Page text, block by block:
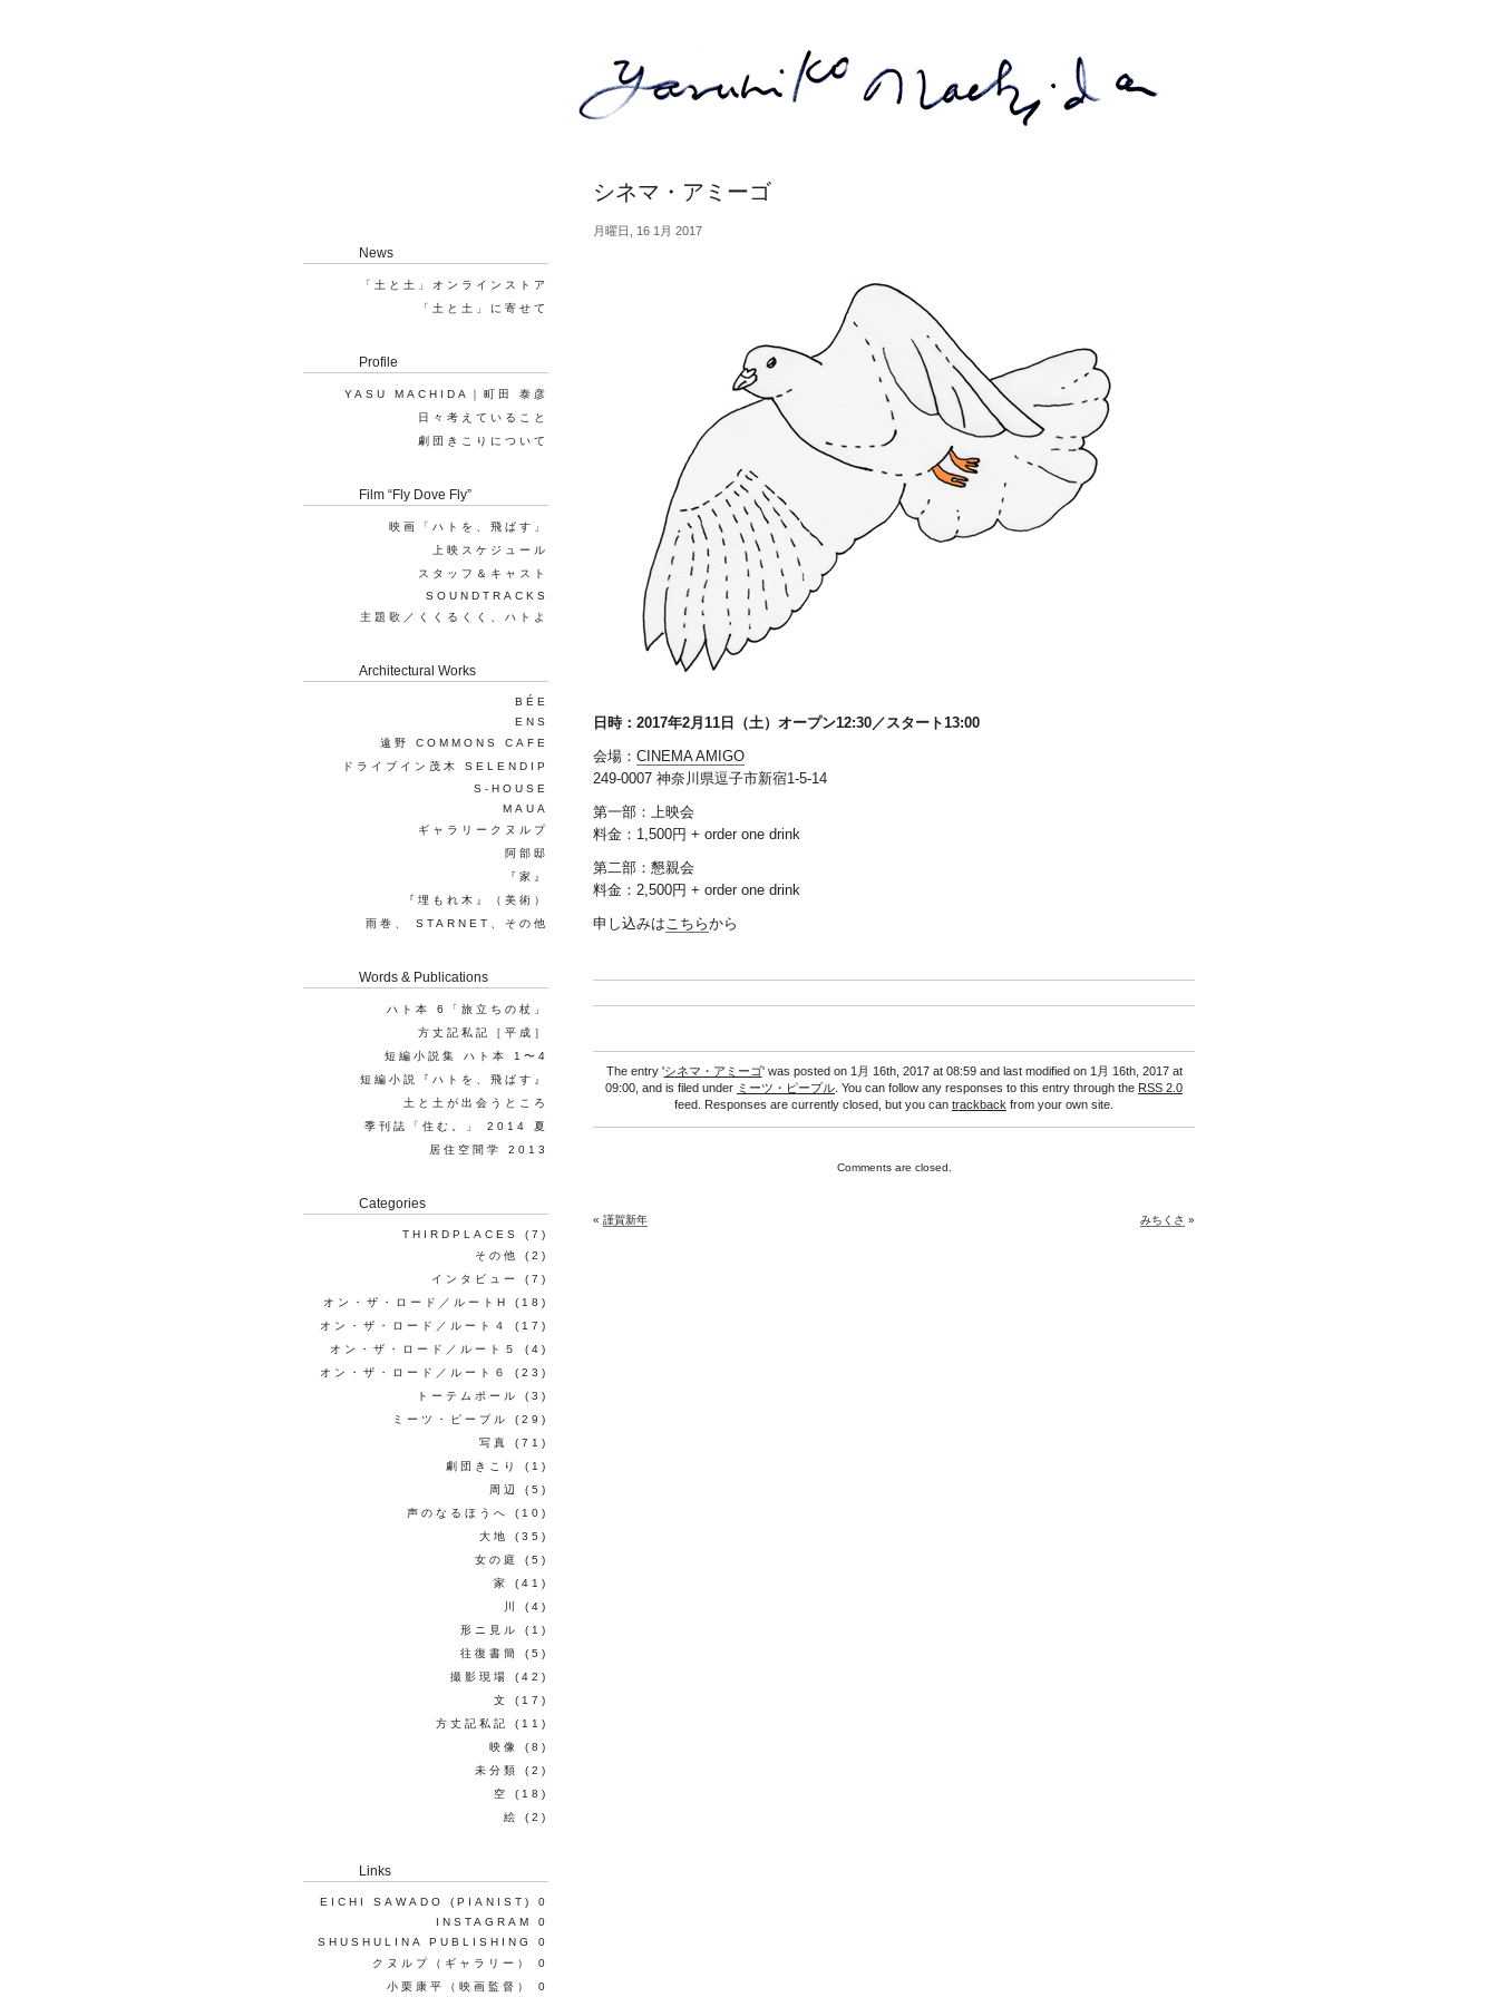
シネマ・アミーゴ
月曜日, 16 1月 2017
日時：2017年2月11日（土）オープン12:30／スタート13:00
会場： CINEMA AMIGO
249-0007 神奈川県逗子市新宿1-5-14
第一部：上映会
料金：1,500円 + order one drink
第二部：懇親会
料金：2,500円 + order one drink
申し込みはこちらから
The entry 'シネマ・アミーゴ' was posted on 1月 16th, 2017 at 08:59 and last modified on 1月 16th, 2017 at
09:00, and is filed under ミーツ・ピープル . You can follow any responses to this entry through the RSS 2.0
feed. Responses are currently closed, but you can trackback from your own site.
Comments are closed.
« 謹賀新年 みちくさ »
News
「土と土」オンラインストア
「土と土」に寄せて
Profile
YASU MACHIDA｜町田 泰彦
日々考えていること
劇団きこりについて
Film “Fly Dove Fly”
映画「ハトを、飛ばす」
上映スケジュール
スタッフ＆キャスト
SOUNDTRACKS
主題歌／くくるくく、ハトよ
Architectural Works
BÉE
ENS
遠野 COMMONS CAFE
ドライブイン茂木 SELENDIP
S-HOUSE
MAUA
ギャラリークヌルプ
阿部邸
『家』
『埋もれ木』（美術）
雨巻、 STARNET、その他
Words & Publications
ハト本 6「旅立ちの杖」
方丈記私記［平成］
短編小説集 ハト本 1〜4
短編小説『ハトを、飛ばす』
土と土が出会うところ
季刊誌「住む。」 2014 夏
居住空間学 2013
Categories
THIRDPLACES
(7)
その他
(2)
インタビュー
(7)
オン・ザ・ロード／ルートH
(18)
オン・ザ・ロード／ルート４
(17)
オン・ザ・ロード／ルート５
(4)
オン・ザ・ロード／ルート６
(23)
トーテムポール
(3)
ミーツ・ピープル
(29)
写真
(71)
劇団きこり
(1)
周辺
(5)
声のなるほうへ
(10)
大地
(35)
女の庭
(5)
家
(41)
川
(4)
形ニ見ル
(1)
往復書簡
(5)
撮影現場
(42)
文
(17)
方丈記私記
(11)
映像
(8)
未分類
(2)
空
(18)
絵
(2)
Links
EICHI SAWADO (PIANIST)
0
INSTAGRAM
0
SHUSHULINA PUBLISHING
0
クヌルプ（ギャラリー）
0
小栗康平（映画監督）
0